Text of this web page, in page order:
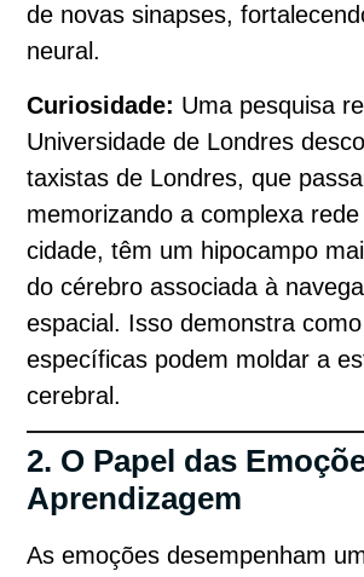
de novas sinapses,
neural.
Curiosidade: Uma pesquisa
Universidade de Londres
taxistas de Londres, que
memorizando a complexa
cidade, têm um hipocampo
do cérebro associada à
espacial. Isso demonstra
específicas podem moldar a
cerebral.
2. O Papel das
Aprendizagem
As emoções desempenham